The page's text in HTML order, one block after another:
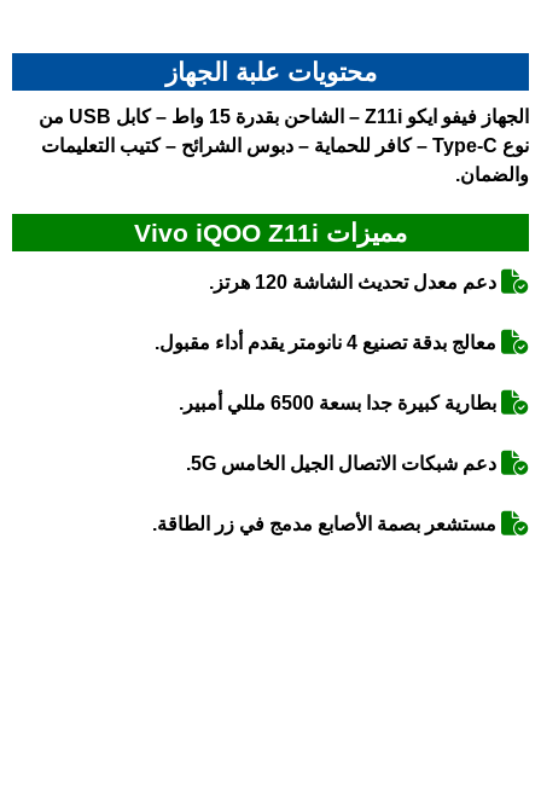
محتويات علبة الجهاز
الجهاز فيفو ايكو Z11i
– الشاحن بقدرة 15 واط – كابل USB من
نوع Type-C – كافر للحماية – دبوس الشرائح – كتيب التعليمات
والضمان.
مميزات Vivo iQOO Z11i
دعم معدل تحديث الشاشة 120 هرتز.
معالج بدقة تصنيع 4 نانومتر يقدم أداء مقبول.
بطارية كبيرة جدا بسعة 6500 مللي أمبير.
دعم شبكات الاتصال الجيل الخامس 5G.
مستشعر بصمة الأصابع مدمج في زر الطاقة.